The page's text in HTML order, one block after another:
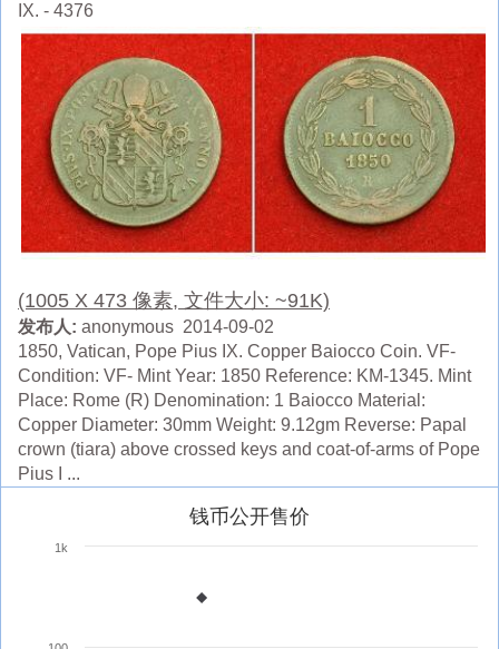
IX. - 4376
(1005 X 473 像素, 文件大小: ~91K)
发布人: anonymous 2014-09-02
1850, Vatican, Pope Pius IX. Copper Baiocco Coin. VF-
Condition: VF- Mint Year: 1850 Reference: KM-1345. Mint
Place: Rome (R) Denomination: 1 Baiocco Material:
Copper Diameter: 30mm Weight: 9.12gm Reverse: Papal
crown (tiara) above crossed keys and coat-of-arms of Pope
Pius I ...